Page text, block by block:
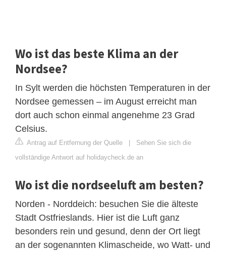
Wo ist das beste Klima an der
Nordsee?
In Sylt werden die höchsten Temperaturen in der
Nordsee gemessen – im August erreicht man
dort auch schon einmal angenehme 23 Grad
Celsius.
Antrag auf Entfernung der Quelle
Sehen Sie sich die
vollständige Antwort auf holidaycheck.de an
Wo ist die nordseeluft am besten?
Norden - Norddeich: besuchen Sie die älteste
Stadt Ostfrieslands. Hier ist die Luft ganz
besonders rein und gesund, denn der Ort liegt
an der sogenannten Klimascheide, wo Watt- und